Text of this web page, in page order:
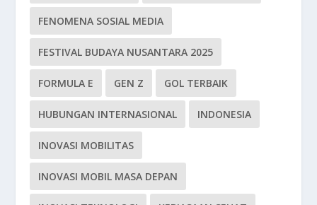
FENOMENA SOSIAL MEDIA
FESTIVAL BUDAYA NUSANTARA 2025
FORMULA E GEN Z GOL TERBAIK
HUBUNGAN INTERNASIONAL INDONESIA
INOVASI MOBILITAS
INOVASI MOBIL MASA DEPAN